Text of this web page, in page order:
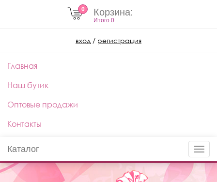
0 Корзина:
Итого 0
вход / регистрация
Главная
Наш бутик
Оптовые продажи
Контакты
Toggle
Каталог